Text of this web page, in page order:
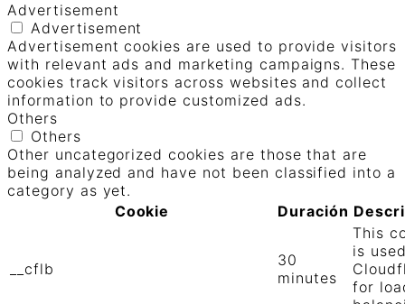
Advertisement
Advertisement
Advertisement cookies are used to provide visitors
with relevant ads and marketing campaigns. These
cookies track visitors across websites and collect
information to provide customized ads.
Others
Others
Other uncategorized cookies are those that are
being analyzed and have not been classified into a
category as yet.
Cookie
Duración
__cflb
30
minutes
This
is
for